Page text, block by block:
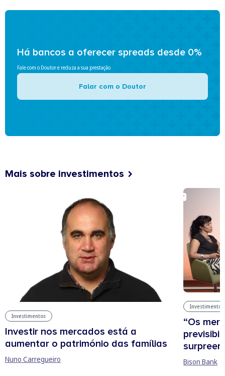
Há bancos a oferecer spreads desde 0%
Fale com o Doutor e reduza a sua prestação
Falar com o Doutor
Mais sobre investimentos
Investimentos
Investir nos mercados está a
aumentar o património das famílias
Nuno Carregueiro
Investimentos
“Os
Bison Bank